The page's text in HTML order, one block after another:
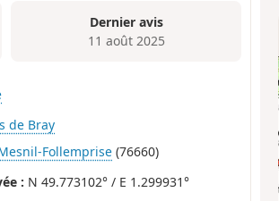
Dernier avis
11 août 2025
de Bray
Follemprise (76660)
: N 49.773102° / E 1.299931°